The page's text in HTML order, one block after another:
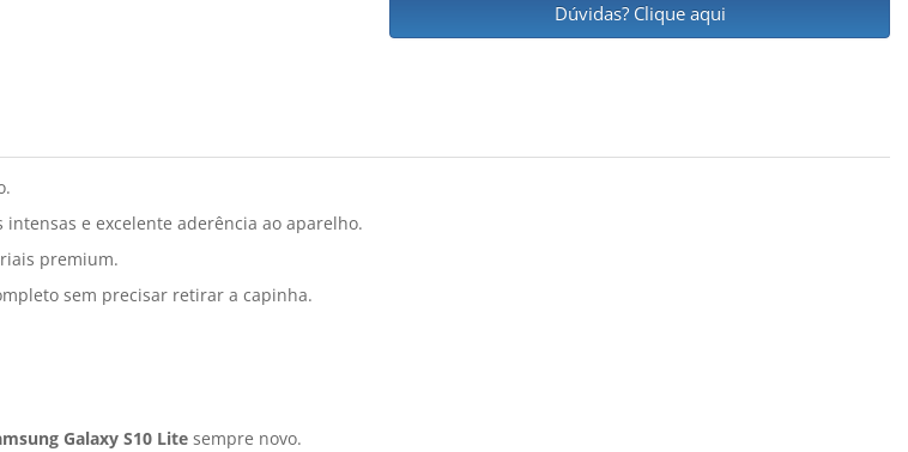
Dúvidas? Clique aqui
e excelente aderência ao aparelho.
premium.
sem precisar retirar a capinha.
Galaxy S10 Lite sempre novo.